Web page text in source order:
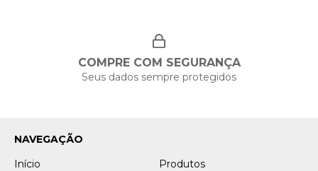
COMPRE COM SEGURANÇA
Seus dados sempre protegidos
NAVEGAÇÃO
Início
Produtos